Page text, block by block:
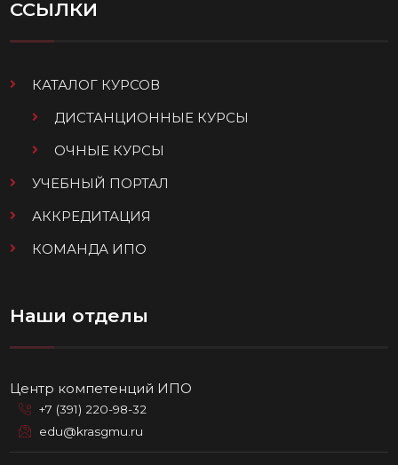
ССЫЛКИ
КАТАЛОГ КУРСОВ
ДИСТАНЦИОННЫЕ КУРСЫ
ОЧНЫЕ КУРСЫ
УЧЕБНЫЙ ПОРТАЛ
АККРЕДИТАЦИЯ
КОМАНДА ИПО
Наши отделы
Центр компетенций ИПО
+7 (391) 220-98-32
edu@krasgmu.ru